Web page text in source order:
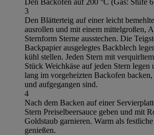
3
Den Blätterteig auf einer leicht
ausrollen und mit einem mittelgroßen,
Sternform Sterne ausstechen. Die
Backpapier ausgelegtes Backblech
kühl stellen. Jeden Stern mit
Stück Weichkäse auf jeden Stern
lang im vorgeheizten Backofen
und aufgegangen sind.
4
Nach dem Backen auf einer
Stern Preiselbeersauce geben und mit
Goldstaub garnieren. Warm als
genießen.